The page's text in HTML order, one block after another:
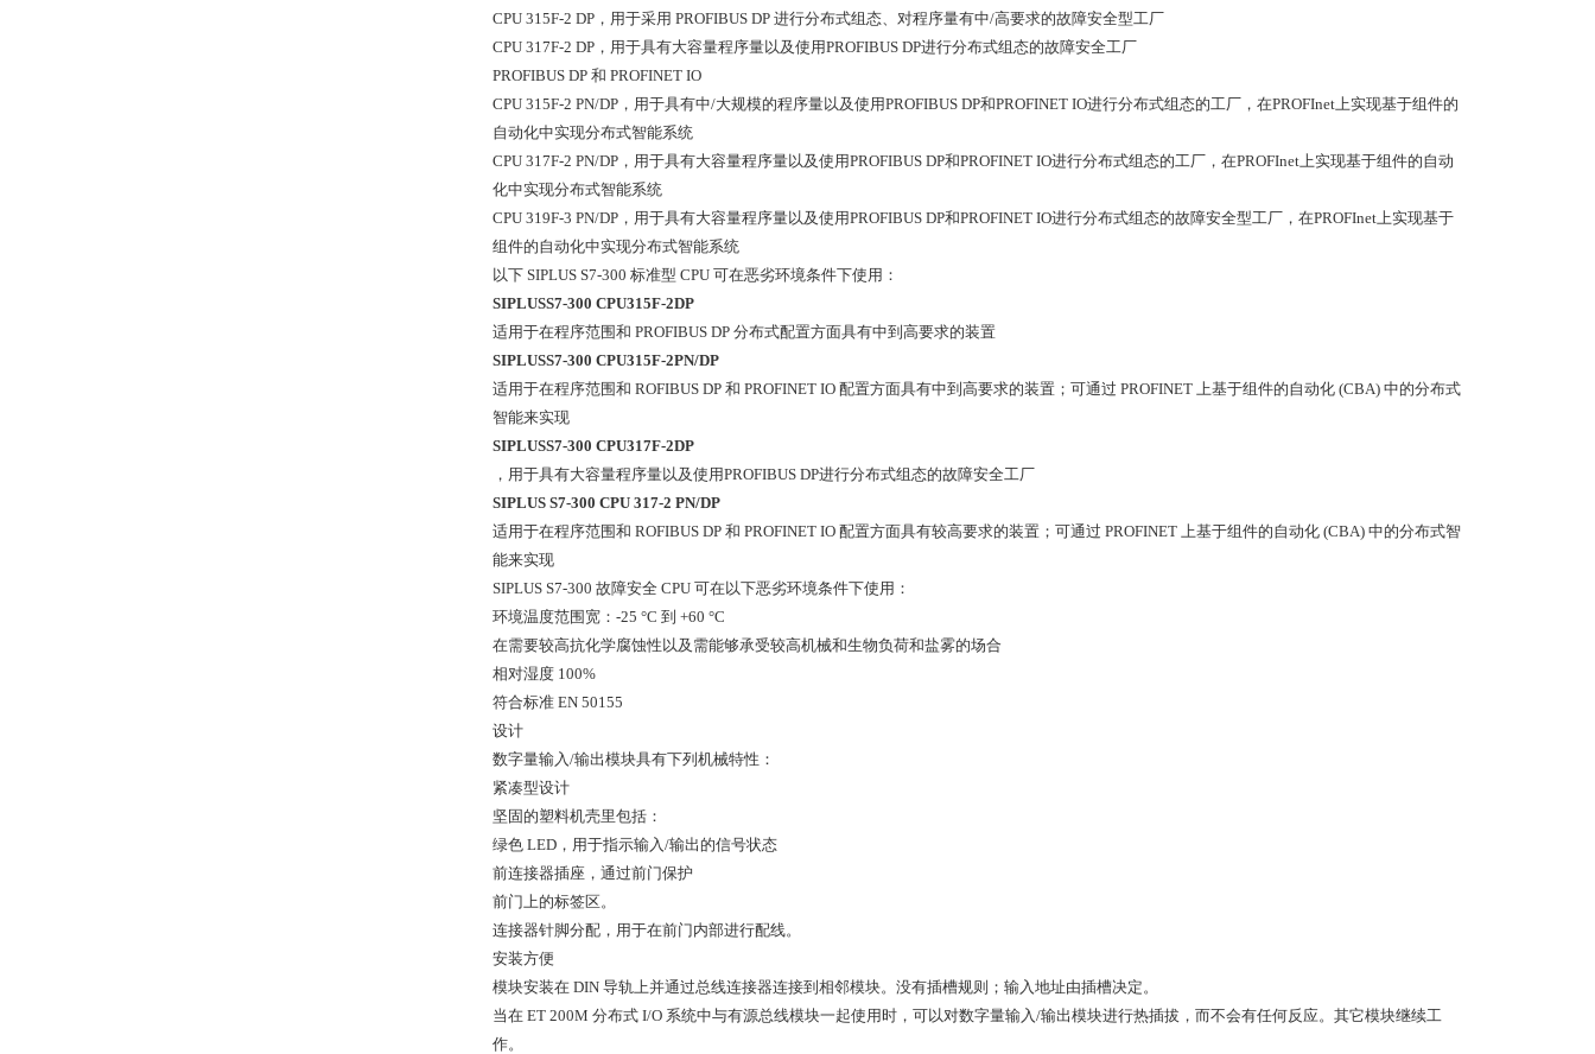
CPU 315F-2 DP，用于采用 PROFIBUS DP 进行分布式组态、对程序量有中/高要求的故障安全型工厂
CPU 317F-2 DP，用于具有大容量程序量以及使用PROFIBUS DP进行分布式组态的故障安全工厂
PROFIBUS DP 和 PROFINET IO
CPU 315F-2 PN/DP，用于具有中/大规模的程序量以及使用PROFIBUS DP和PROFINET IO进行分布式组态的工厂，在PROFInet上实现基于组件的
自动化中实现分布式智能系统
CPU 317F-2 PN/DP，用于具有大容量程序量以及使用PROFIBUS DP和PROFINET IO进行分布式组态的工厂，在PROFInet上实现基于组件的自动
化中实现分布式智能系统
CPU 319F-3 PN/DP，用于具有大容量程序量以及使用PROFIBUS DP和PROFINET IO进行分布式组态的故障安全型工厂，在PROFInet上实现基于
组件的自动化中实现分布式智能系统
以下 SIPLUS S7-300 标准型 CPU 可在恶劣环境条件下使用：
SIPLUSS7-300 CPU315F-2DP
适用于在程序范围和 PROFIBUS DP 分布式配置方面具有中到高要求的装置
SIPLUSS7-300 CPU315F-2PN/DP
适用于在程序范围和 ROFIBUS DP 和 PROFINET IO 配置方面具有中到高要求的装置；可通过 PROFINET 上基于组件的自动化 (CBA) 中的分布式
智能来实现
SIPLUSS7-300 CPU317F-2DP
，用于具有大容量程序量以及使用PROFIBUS DP进行分布式组态的故障安全工厂
SIPLUS S7-300 CPU 317-2 PN/DP
适用于在程序范围和 ROFIBUS DP 和 PROFINET IO 配置方面具有较高要求的装置；可通过 PROFINET 上基于组件的自动化 (CBA) 中的分布式智
能来实现
SIPLUS S7-300 故障安全 CPU 可在以下恶劣环境条件下使用：
环境温度范围宽：-25 °C 到 +60 °C
在需要较高抗化学腐蚀性以及需能够承受较高机械和生物负荷和盐雾的场合
相对湿度 100%
符合标准 EN 50155
设计
数字量输入/输出模块具有下列机械特性：
紧凑型设计
坚固的塑料机壳里包括：
绿色 LED，用于指示输入/输出的信号状态
前连接器插座，通过前门保护
前门上的标签区。
连接器针脚分配，用于在前门内部进行配线。
安装方便
模块安装在 DIN 导轨上并通过总线连接器连接到相邻模块。没有插槽规则；输入地址由插槽决定。
当在 ET 200M 分布式 I/O 系统中与有源总线模块一起使用时，可以对数字量输入/输出模块进行热插拔，而不会有任何反应。其它模块继续工
作。